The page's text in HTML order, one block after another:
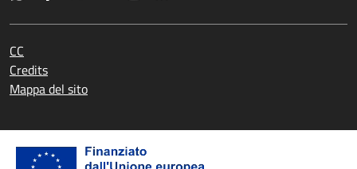
CC
Credits
Mappa del sito